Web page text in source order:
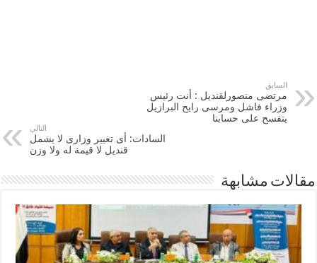
السابق
مرتضى منصورلقنديل : أنت رئيس
وزراء فاشل ومرسى رايح البرازيل
يتفسح على حسابنا
التالي
السادات: أى تغيير وزارى لا يشمل
قنديل لا قيمة له ولا وزن
مقالات مشابهة